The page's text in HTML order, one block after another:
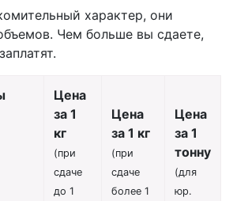
характер, они
Чем больше вы сдаете,
Цена
за 1
кг
(при
сдаче
до 1
Цена
за 1 кг
(при
сдаче
более 1
Цена
за 1
тонну
(для
юр.